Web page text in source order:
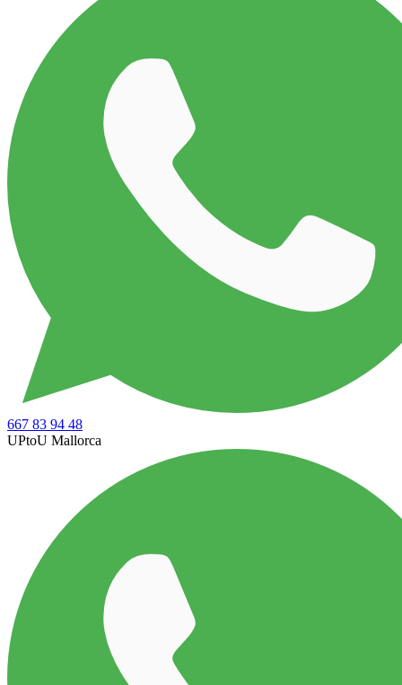
667 83 94 48
UPtoU Mallorca